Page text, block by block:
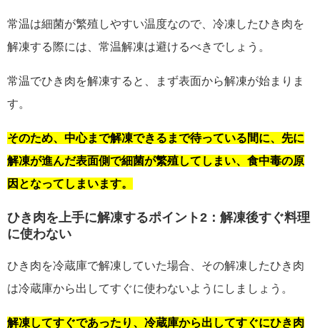
常温は細菌が繁殖しやすい温度なので、冷凍したひき肉を
解凍する際には、常温解凍は避けるべきでしょう。
常温でひき肉を解凍すると、まず表面から解凍が始まりま
す。
そのため、中心まで解凍できるまで待っている間に、先に
解凍が進んだ表面側で細菌が繁殖してしまい、食中毒の原
因となってしまいます。
ひき肉を上手に解凍するポイント2：解凍後すぐ料理
に使わない
ひき肉を冷蔵庫で解凍していた場合、その解凍したひき肉
は冷蔵庫から出してすぐに使わないようにしましょう。
解凍してすぐであったり、冷蔵庫から出してすぐにひき肉